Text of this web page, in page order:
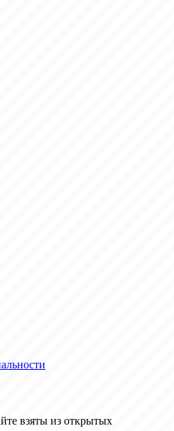
взяты из открытых